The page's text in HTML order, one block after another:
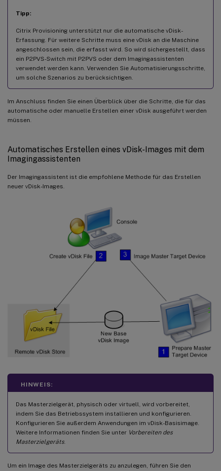
Tipp:
Citrix Provisioning unterstützt nur die automatische vDisk-
Erfassung. Für weitere Schritte muss eine vDisk an die Maschine
angeschlossen sein, die erfasst wird. So wird sichergestellt, dass
ein P2PVS-Switch mit P2PVS oder dem Imagingassistenten
verwendet werden kann. Verwenden Sie Automatisierungsschritte,
um solche Szenarios zu berücksichtigen.
Im Anschluss finden Sie einen Überblick über die Schritte, die für das
automatische oder manuelle Erstellen einer vDisk ausgeführt werden
müssen.
Automatisches Erstellen eines vDisk-Images mit dem
Imagingassistenten
Der Imagingassistent ist die empfohlene Methode für das Erstellen
neuer vDisk-Images.
HINWEIS:
Das Masterzielgerät, physisch oder virtuell, wird vorbereitet,
indem Sie das Betriebssystem installieren und konfigurieren.
Konfigurieren Sie außerdem Anwendungen im vDisk-Basisimage.
Weitere Informationen finden Sie unter Vorbereiten des
Masterzielgeräts.
Um ein Image des Masterzielgeräts zu anzulegen, führen Sie den